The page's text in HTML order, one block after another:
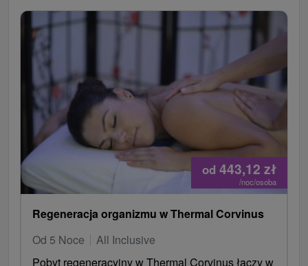
od 443,12 zł
/noc/osoba
Regeneracja organizmu w Thermal Corvinus
Od 5 Noce
All Inclusive
Pobyt regeneracyjny w Thermal Corvinus łączy w